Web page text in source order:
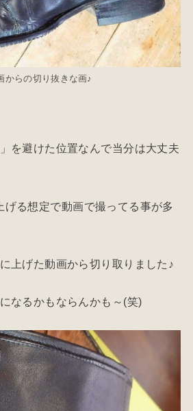
からの切り抜きな画♪
を避けた位置なんで当分は大丈夫
げる想定で動画で撮ってる事が多
上げた動画から切り取りました♪
なるかもならんかも～(笑)